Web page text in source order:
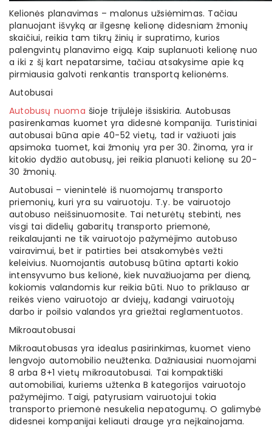
Kelionės planavimas – malonus užsiėmimas. Tačiau
planuojant išvyką ar ilgesnę kelionę didesniam žmonių
skaičiui, reikia tam tikrų žinių ir supratimo, kurios
palengvintų planavimo eigą. Kaip suplanuoti kelionę nuo
a iki z šį kart nepatarsime, tačiau atsakysime apie ką
pirmiausia galvoti renkantis transportą kelionėms.
Autobusai
Autobusų nuoma šioje trijulėje išsiskiria. Autobusas
pasirenkamas kuomet yra didesnė kompanija. Turistiniai
autobusai būna apie 40-52 vietų, tad ir važiuoti jais
apsimoka tuomet, kai žmonių yra per 30. Žinoma, yra ir
kitokio dydžio autobusų, jei reikia planuoti kelionę su 20-
30 žmonių.
Autobusai – vienintelė iš nuomojamų transporto
priemonių, kuri yra su vairuotoju. T.y. be vairuotojo
autobuso neišsinuomosite. Tai neturėtų stebinti, nes
visgi tai didelių gabaritų transporto priemonė,
reikalaujanti ne tik vairuotojo pažymėjimo autobuso
vairavimui, bet ir patirties bei atsakomybės vežti
keleivius. Nuomojantis autobusą būtina aptarti kokio
intensyvumo bus kelionė, kiek nuvažiuojama per dieną,
kokiomis valandomis kur reikia būti. Nuo to priklauso ar
reikės vieno vairuotojo ar dviejų, kadangi vairuotojų
darbo ir poilsio valandos yra griežtai reglamentuotos.
Mikroautobusai
Mikroautobusas yra idealus pasirinkimas, kuomet vieno
lengvojo automobilio neužtenka. Dažniausiai nuomojami
8 arba 8+1 vietų mikroautobusai. Tai kompaktiški
automobiliai, kuriems užtenka B kategorijos vairuotojo
pažymėjimo. Taigi, patyrusiam vairuotojui tokia
transporto priemonė nesukelia nepatogumų. O galimybė
didesnei kompanijai keliauti drauge yra neįkainojama.